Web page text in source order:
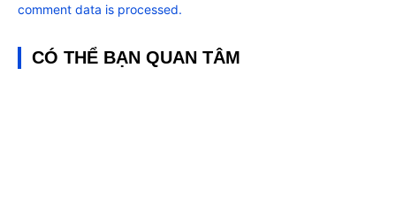
comment data is processed.
CÓ THỂ BẠN QUAN TÂM